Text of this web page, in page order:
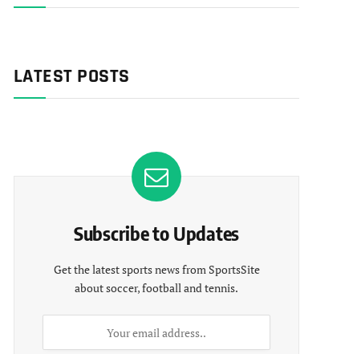
LATEST POSTS
Subscribe to Updates
Get the latest sports news from SportsSite
about soccer, football and tennis.